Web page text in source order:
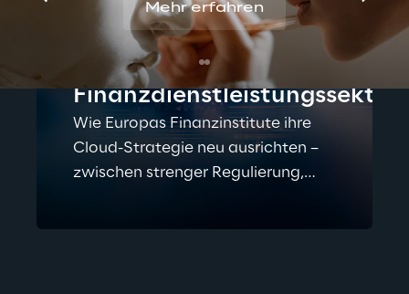
Mehr erfahren
RESEARCH
Sovereign Cloud im
Finanzdienstleistungssektor
Wie Europas Finanzinstitute ihre
Cloud-Strategie neu ausrichten –
zwischen strenger Regulierung,